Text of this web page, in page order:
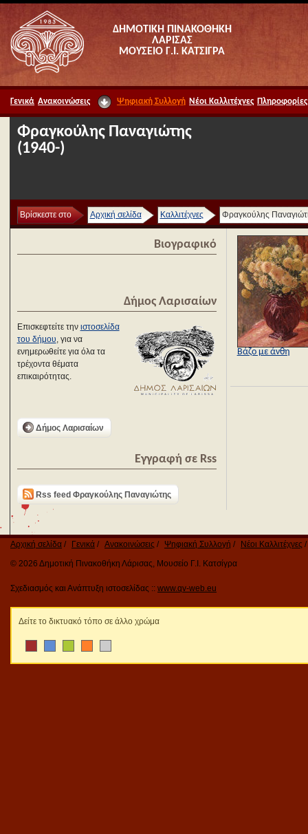
ΔΗΜΟΤΙΚΗ ΠΙΝΑΚΟΘΗΚΗ
ΛΑΡΙΣΑΣ
ΜΟΥΣΕΙΟ Γ.Ι. ΚΑΤΣΙΓΡΑ
Γενικά Ανακοινώσεις Ψηφιακή Συλλογή Νέοι Καλλιτέχνες Πληροφορίες
Φραγκούλης Παναγιώτης
(1940-)
Βρίσκεστε στο Αρχική σελίδα Καλλιτέχνες Φραγκούλης
Βιογραφικό
Δήμος Λαρισαίων
Επισκεφτείτε την ιστοσελίδα
του δήμου, για να
ενημερωθείτε για όλα τα
τρέχοντα θέματα
επικαιρότητας.
Δήμος Λαρισαίων
Εγγραφή σε Rss
Rss feed Φραγκούλης Παναγιώτης
Βάζο με άνθη
Αρχική σελίδα Γενικά Ανακοινώσεις Ψηφιακή Συλλογή
Νέοι Καλλιτέχνες
© 2026 Δημοτική Πινακοθήκη Λάρισας, Μουσείο Γ.Ι. Κατσίγρα
Σχεδιασμός και Ανάπτυξη ιστοσελίδας :: www.qv-web.eu
Δείτε το δικτυακό τόπο σε άλλο χρώμα